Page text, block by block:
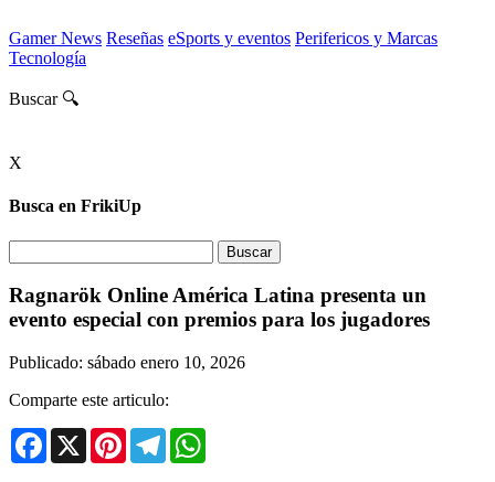
Gamer News Reseñas eSports y eventos Perifericos y Marcas
Tecnología
Buscar 🔍
X
Busca en FrikiUp
Ragnarök Online América Latina presenta un
evento especial con premios para los jugadores
Publicado: sábado enero 10, 2026
Comparte este articulo:
Facebook
X PinterestTelegram